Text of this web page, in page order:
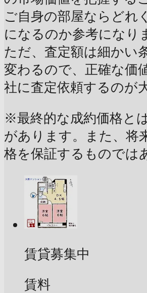
ご自身の部屋ならどれ
になるのか参考になり
ただ、査定額は細かい
変わるので、正確な価
社に査定依頼するのが
※最終的な成約価格と
があります。また、将
格を保証するものでは
賃貸募集中
賃料